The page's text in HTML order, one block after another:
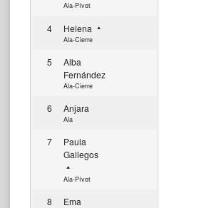
Ala-Pívot
4 Helena
Ala-Cierre
5
Alba
Fernández
Ala-Cierre
6 Anjara
Ala
7
Paula
Gallegos
Ala-Pívot
8
Ema